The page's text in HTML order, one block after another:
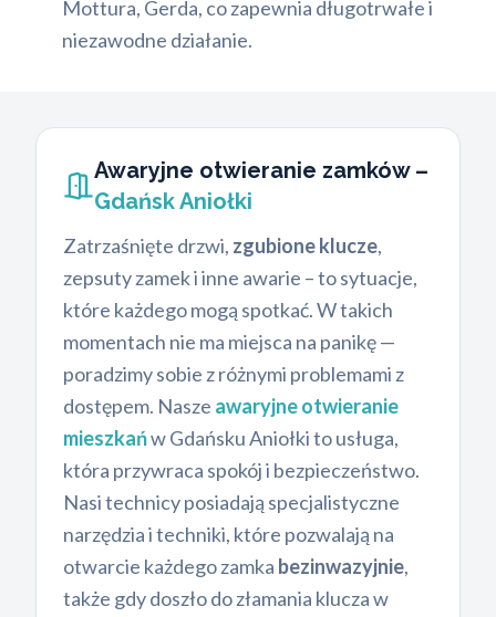
Mottura, Gerda, co zapewnia długotrwałe i
niezawodne działanie.
Awaryjne otwieranie zamków –
Gdańsk Aniołki
Zatrzaśnięte drzwi, zgubione klucze,
zepsuty zamek i inne awarie – to sytuacje,
które każdego mogą spotkać. W takich
momentach nie ma miejsca na panikę —
poradzimy sobie z różnymi problemami z
dostępem. Nasze awaryjne otwieranie
mieszkańw Gdańsku Aniołki to usługa,
która przywraca spokój i bezpieczeństwo.
Nasi technicy posiadają specjalistyczne
narzędzia i techniki, które pozwalają na
otwarcie każdego zamka bezinwazyjnie,
także gdy doszło do złamania klucza w